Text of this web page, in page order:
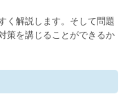
く解説します。そして問題
策を講じることができるか